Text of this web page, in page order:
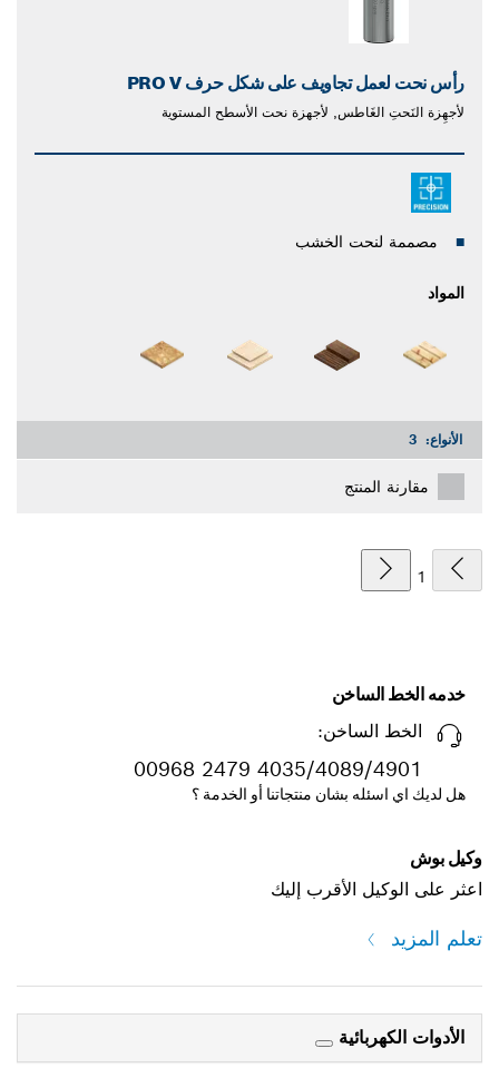
رأس نحت لعمل تجاويف على شكل حرف V‏ PRO
لأجهِزة النَحتِ الغَاطس, لأجهزة نحت الأسطح المستوية
مصممة لنحت الخشب
المواد
الأنواع: 3
مقارنة المنتج
1
خدمه الخط الساخن
الخط الساخن:
00968 2479 4035/4089/4901
هل لديك اي اسئله بشان منتجاتنا أو الخدمة ؟
وكيل بوش
اعثر على الوكيل الأقرب إليك
تعلم المزيد
الأدوات الكهربائية